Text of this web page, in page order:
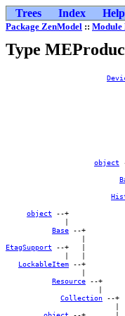
Trees Index Help
Package ZenModel :: Module
Type
object
object --+
|
Base --+
EtagSupport --+   |
|   |
LockableItem --+
|
Resource --+
|
Collection --